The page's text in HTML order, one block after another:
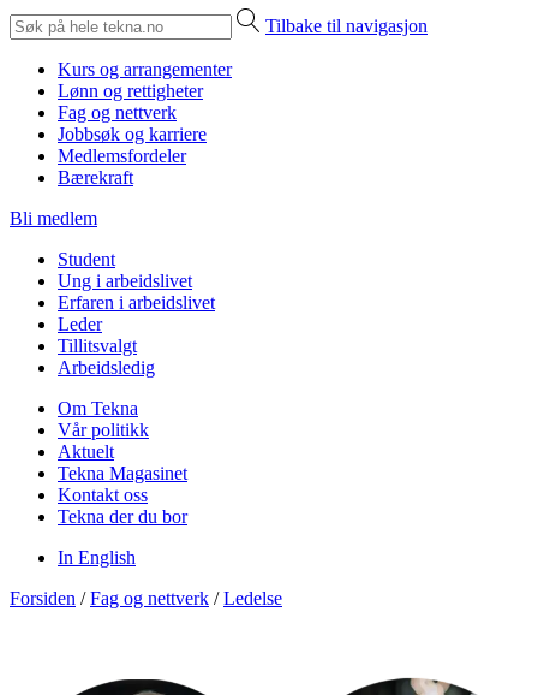
Tilbake til navigasjon
Kurs og arrangementer
Lønn og rettigheter
Fag og nettverk
Jobbsøk og karriere
Medlemsfordeler
Bærekraft
Bli medlem
Student
Ung i arbeidslivet
Erfaren i arbeidslivet
Leder
Tillitsvalgt
Arbeidsledig
Om Tekna
Vår politikk
Aktuelt
Tekna Magasinet
Kontakt oss
Tekna der du bor
In English
Forsiden / Fag og nettverk / Ledelse